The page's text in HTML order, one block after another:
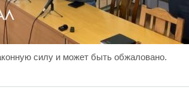
силу и может быть обжаловано.